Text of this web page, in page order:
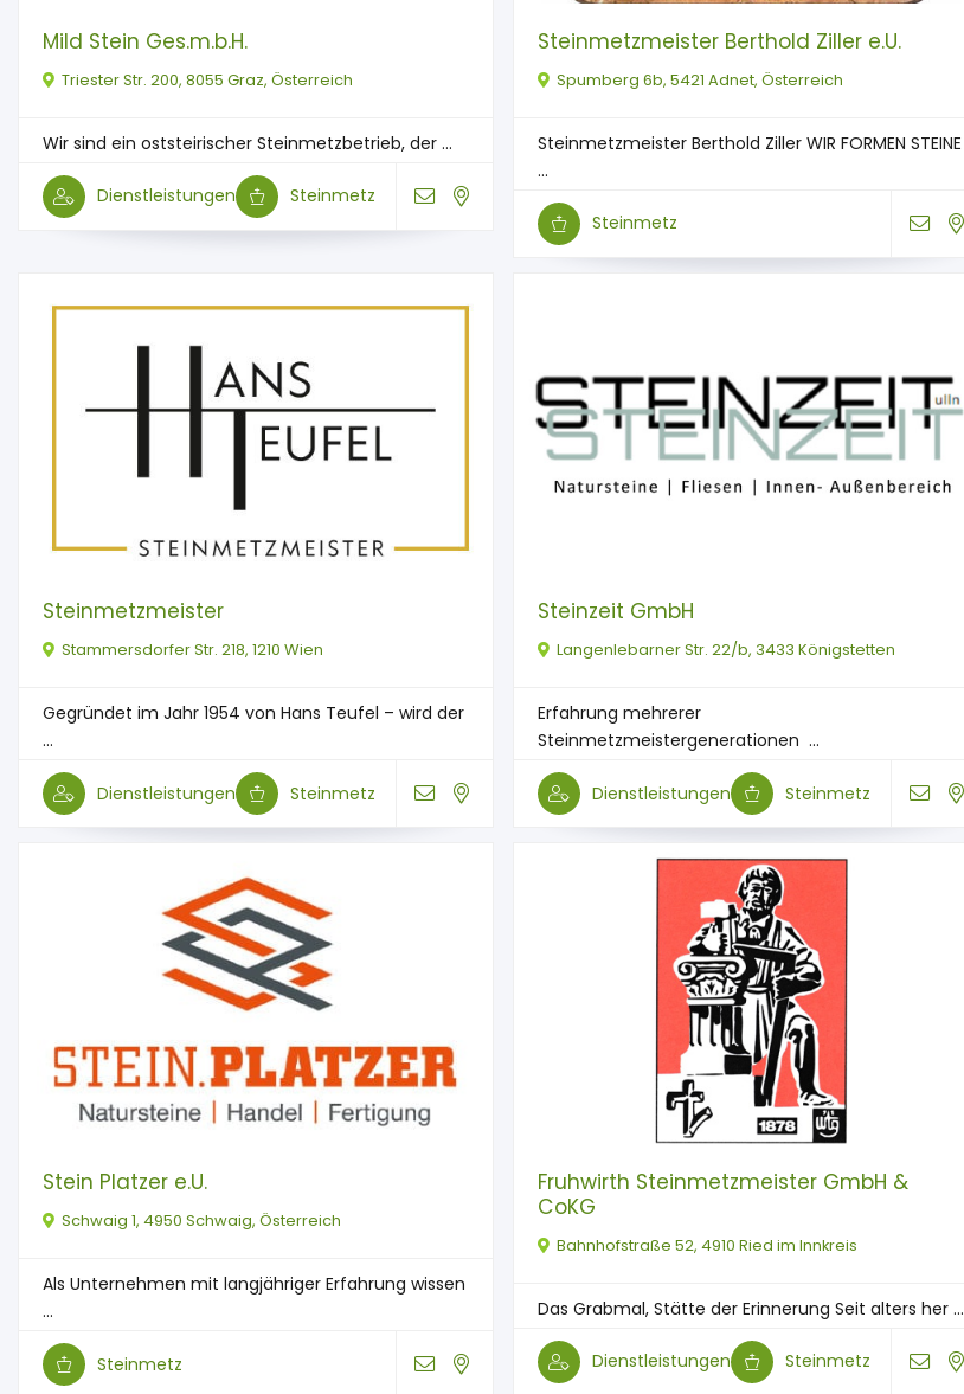
Mild Stein Ges.m.b.H.
Triester Str. 200, 8055 Graz, Österreich
Wir sind ein oststeirischer Steinmetzbetrieb, der ...
Dienstleistungen Steinmetz
Steinmetzmeister Berthold Ziller e.U.
Spumberg 6b, 5421 Adnet, Österreich
Steinmetzmeister Berthold Ziller WIR FORMEN STEINE
...
Steinmetz
Steinmetzmeister
Stammersdorfer Str. 218, 1210 Wien
Gegründet im Jahr 1954 von Hans Teufel – wird der
...
Dienstleistungen Steinmetz
Steinzeit GmbH
Langenlebarner Str. 22/b, 3433 Königstetten
Erfahrung mehrerer
Steinmetzmeistergenerationen ​ ...
Dienstleistungen Steinmetz
Stein Platzer e.U.
Schwaig 1, 4950 Schwaig, Österreich
Als Unternehmen mit langjähriger Erfahrung wissen
...
Steinmetz
Fruhwirth Steinmetzmeister GmbH &
CoKG
Bahnhofstraße 52, 4910 Ried im Innkreis
Das Grabmal, Stätte der Erinnerung Seit alters her ...
Dienstleistungen Steinmetz